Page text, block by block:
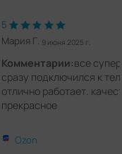
5
Мария Г. 9 июня 2025 г.
Комментарии:все
сразу подключился к
отлично работает.
прекрасное
Ozon